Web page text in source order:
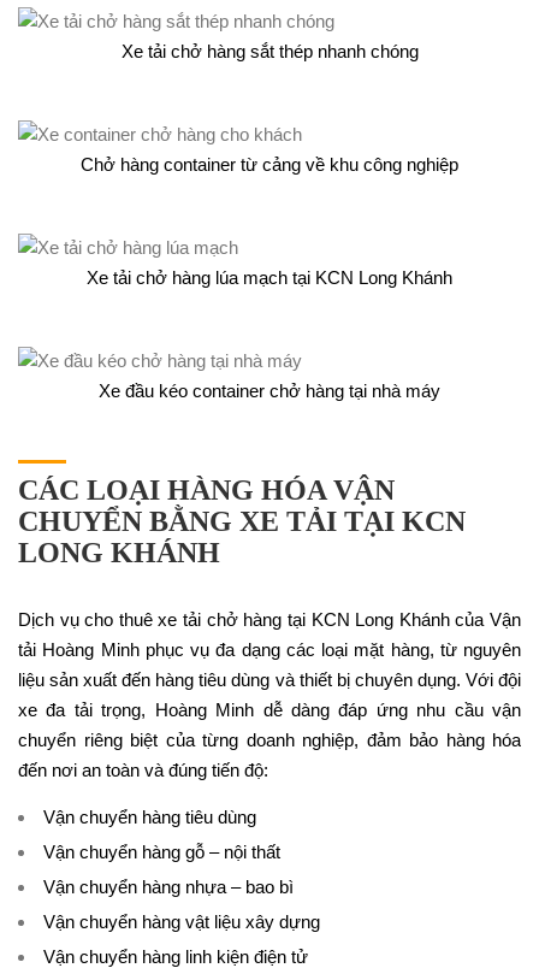
Xe tải chở hàng sắt thép nhanh chóng
Chở hàng container từ cảng về khu công nghiệp
Xe tải chở hàng lúa mạch tại KCN Long Khánh
Xe đầu kéo container chở hàng tại nhà máy
CÁC LOẠI HÀNG HÓA VẬN
CHUYỂN BẰNG XE TẢI TẠI KCN
LONG KHÁNH
Dịch vụ cho thuê xe tải chở hàng tại KCN Long Khánh của Vận
tải Hoàng Minh phục vụ đa dạng các loại mặt hàng, từ nguyên
liệu sản xuất đến hàng tiêu dùng và thiết bị chuyên dụng. Với đội
xe đa tải trọng, Hoàng Minh dễ dàng đáp ứng nhu cầu vận
chuyển riêng biệt của từng doanh nghiệp, đảm bảo hàng hóa
đến nơi an toàn và đúng tiến độ:
Vận chuyển hàng tiêu dùng
Vận chuyển hàng gỗ – nội thất
Vận chuyển hàng nhựa – bao bì
Vận chuyển hàng vật liệu xây dựng
Vận chuyển hàng linh kiện điện tử